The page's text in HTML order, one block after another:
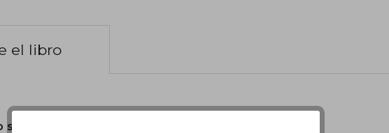
el libro
Originales.